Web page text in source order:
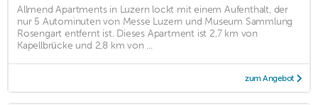
Allmend Apartments in Luzern lockt mit einem Aufenthalt, der
nur 5 Autominuten von Messe Luzern und Museum Sammlung
Rosengart entfernt ist. Dieses Apartment ist 2,7 km von
Kapellbrücke und 2,8 km von ...
zum Angebot